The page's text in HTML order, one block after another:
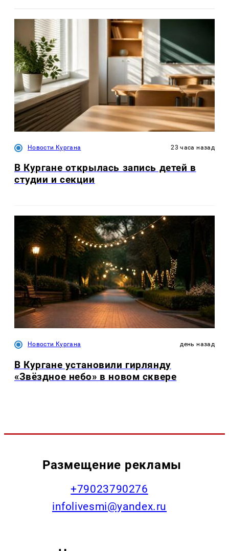
Новости Кургана 23 часа назад
В Кургане открылась запись детей в
студии и секции
Новости Кургана день назад
В Кургане установили гирлянду
«Звёздное небо» в новом сквере
Размещение рекламы
+79023790276
infolivesmi@yandex.ru